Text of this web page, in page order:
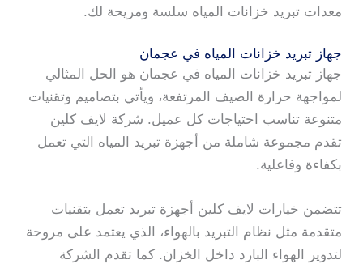
معدات تبريد خزانات المياه سلسة ومريحة لك.
جهاز تبريد خزانات المياه في عجمان
جهاز تبريد خزانات المياه في عجمان هو الحل المثالي
لمواجهة حرارة الصيف المرتفعة، ويأتي بتصاميم وتقنيات
متنوعة تناسب احتياجات كل عميل. شركة لايف كلين
تقدم مجموعة شاملة من أجهزة تبريد المياه التي تعمل
بكفاءة وفاعلية.
تتضمن خيارات لايف كلين أجهزة تبريد تعمل بتقنيات
متقدمة مثل نظام التبريد بالهواء، الذي يعتمد على مروحة
لتدوير الهواء البارد داخل الخزان. كما تقدم الشركة